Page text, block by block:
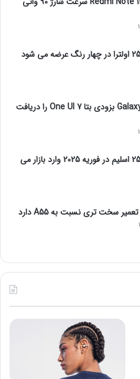
گوشی Galaxy A55 بزودی بتا One UI 7 را دریافت
گلکسی اس 25 اسلیم در فوریه 2025 وارد بازار می